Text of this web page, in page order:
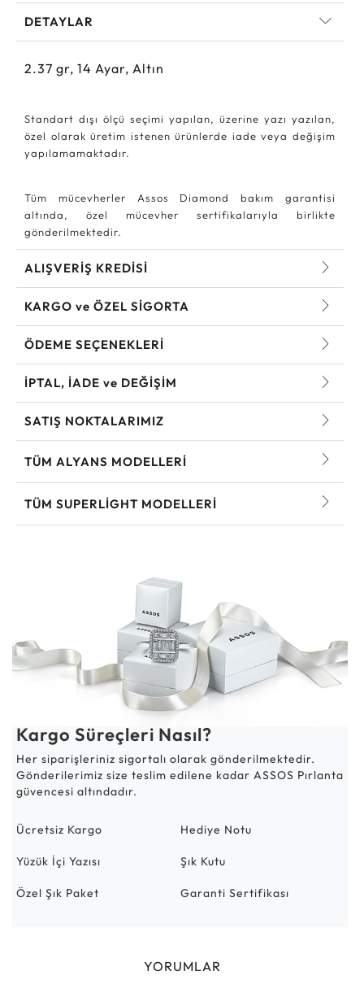
DETAYLAR
2.37 gr, 14 Ayar, Altın
Standart dışı ölçü seçimi yapılan, üzerine yazı yazılan,
özel olarak üretim istenen ürünlerde iade veya değişim
yapılamamaktadır.
Tüm mücevherler Assos Diamond bakım garantisi
altında, özel mücevher sertifikalarıyla birlikte
gönderilmektedir.
ALIŞVERİŞ KREDİSİ
KARGO ve ÖZEL SİGORTA
ÖDEME SEÇENEKLERİ
İPTAL, İADE ve DEĞİŞİM
SATIŞ NOKTALARIMIZ
TÜM ALYANS MODELLERI
TÜM SUPERLIGHT MODELLERI
Kargo Süreçleri Nasıl?
Her siparişleriniz sigortalı olarak gönderilmektedir.
Gönderilerimiz size teslim edilene kadar ASSOS Pırlanta
güvencesi altındadır.
Ücretsiz Kargo Hediye Notu
Yüzük İçi Yazısı Şık Kutu
Özel Şık Paket Garanti Sertifikası
YORUMLAR